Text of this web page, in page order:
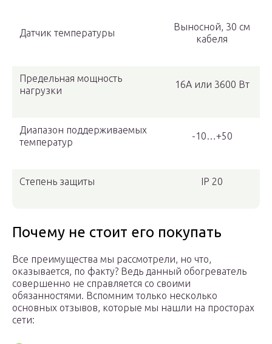
Датчик температуры
Выносной, 30 см
кабеля
Предельная мощность
нагрузки
16А или 3600 Вт
Диапазон поддерживаемых
температур
-10…+50
Степень защиты IP 20
Почему не стоит его покупать
Все преимущества мы рассмотрели, но что,
оказывается, по факту? Ведь данный обогреватель
совершенно не справляется со своими
обязанностями. Вспомним только несколько
основных отзывов, которые мы нашли на просторах
сети: